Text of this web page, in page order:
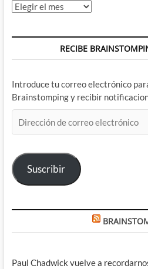
Archivos
RECIBE
Introduce tu correo electrónico
Brainstomping y recibir
de
electrónico
Suscribir
Paul Chadwick vuelve a